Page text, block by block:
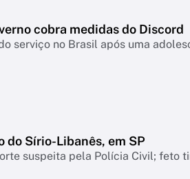
cobra medidas do Discord
serviço no Brasil após uma
do Sírio-Libanês, em SP
suspeita pela Polícia Civil; feto